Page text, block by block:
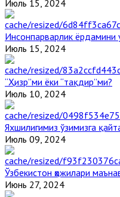
Июль 15, 2024
Инсонпарварлик ёрдамини
Июль 15, 2024
“Ҳизр”ми ёки “тақдир”ми?
Июль 10, 2024
Яхшилигимиз ўзимизга
Июль 09, 2024
Ўзбекистон ҳожилари
Июнь 27, 2024